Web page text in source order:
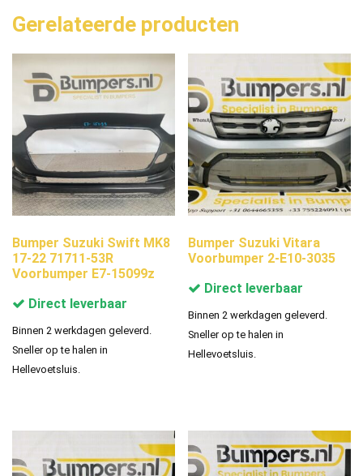
Gerelateerde producten
Bumper Suzuki Swift MK8
17-22 71711-53R
Voorbumper E7-15099z
Direct leverbaar
Binnen 2 werkdagen geleverd.
Sneller op te halen in
Hellevoetsluis.
Bumper Suzuki Vitara
Voorbumper 2-E10-3035
Direct leverbaar
Binnen 2 werkdagen geleverd.
Sneller op te halen in
Hellevoetsluis.